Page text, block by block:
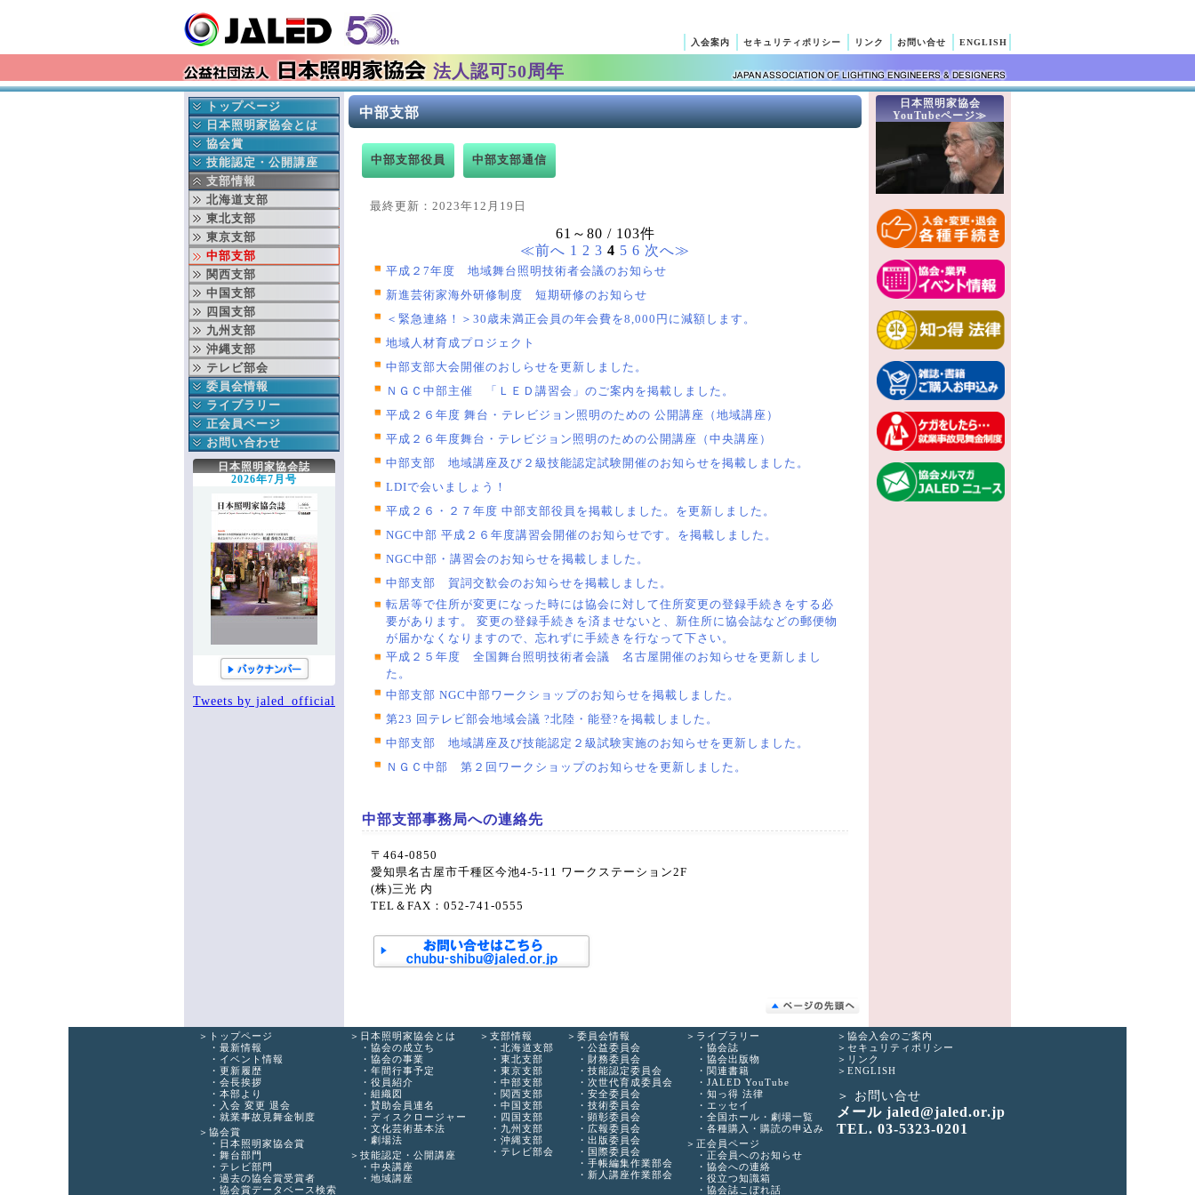
法人認可50周年
入会案内 セキュリティポリシー リンク お問い合せ ENGLISH
トップページ
最新情報
イベント情報
更新履歴
会長挨拶
本部より
入会 変更 退会
就業事故見舞金制度
日本照明家協会とは
協会の成立ち
協会の事業
年間行事予定
役員紹介
組織図
賛助会員連名
ディスクロージャー
文化芸術基本法
劇場法
協会賞
日本照明家協会賞
舞台部門
テレビ部門
過去の協会賞受賞者
協会賞データベース検索
技能認定・公開講座
中央講座
地域講座
支部情報
北海道支部
東北支部
東京支部
中部支部
関西支部
中国支部
四国支部
九州支部
沖縄支部
テレビ部会
委員会情報
公益委員会
財務委員会
技能認定委員会
次世代育成委員会
安全委員会
技術委員会
顕彰委員会
広報委員会
出版委員会
国際委員会
手帳編集作業部会
新人講座作業部会
ライブラリー
協会誌
協会出版物
関連書籍
JALED YouTube
知っ得 法律
エッセイ
全国ホール・劇場一覧
各種購入・購読の申込み
正会員ページ
正会員へのお知らせ
協会への連絡
役立つ知識箱
協会誌こぼれ話
掲示板
協会誌アーカイブ
登録情報
お問い合わせ
協会へのお問い合わせ
日本照明家協会誌
2026年7月号
Tweets by jaled_official
日本照明家協会
YouTubeページ≫
中部支部
中部支部役員 中部支部通信
最終更新：2023年12月19日
61～80 / 103件
≪前へ 1 2 3 4 5 6 次へ≫
平成２7年度 地域舞台照明技術者会議のお知らせ
新進芸術家海外研修制度 短期研修のお知らせ
＜緊急連絡！＞30歳未満正会員の年会費を8,000円に減額します。
地域人材育成プロジェクト
中部支部大会開催のおしらせを更新しました。
ＮＧＣ中部主催 「ＬＥＤ講習会」のご案内を掲載しました。
平成２６年度 舞台・テレビジョン照明のための 公開講座（地域講座）
平成２６年度舞台・テレビジョン照明のための公開講座（中央講座）
中部支部 地域講座及び２級技能認定試験開催のお知らせを掲載しました。
LDIで会いましょう！
平成２６・２７年度 中部支部役員を掲載しました。を更新しました。
NGC中部 平成２６年度講習会開催のお知らせです。を掲載しました。
NGC中部・講習会のお知らせを掲載しました。
中部支部 賀詞交歓会のお知らせを掲載しました。
転居等で住所が変更になった時には協会に対して住所変更の登録手続きをする必
要があります。 変更の登録手続きを済ませないと、新住所に協会誌などの郵便物
が届かなくなりますので、忘れずに手続きを行なって下さい。
平成２５年度 全国舞台照明技術者会議 名古屋開催のお知らせを更新しまし
た。
中部支部 NGC中部ワークショップのお知らせを掲載しました。
第23 回テレビ部会地域会議 ?北陸・能登?を掲載しました。
中部支部 地域講座及び技能認定２級試験実施のお知らせを更新しました。
ＮＧＣ中部 第２回ワークショップのお知らせを更新しました。
中部支部事務局への連絡先
〒464-0850
愛知県名古屋市千種区今池4-5-11 ワークステーション2F
(株)三光 内
TEL＆FAX：052-741-0555
トップページ
最新情報
イベント情報
更新履歴
会長挨拶
本部より
入会 変更 退会
就業事故見舞金制度
協会賞
日本照明家協会賞
舞台部門
テレビ部門
過去の協会賞受賞者
協会賞データベース検索
日本照明家協会とは
協会の成立ち
協会の事業
年間行事予定
役員紹介
組織図
賛助会員連名
ディスクロージャー
文化芸術基本法
劇場法
技能認定・公開講座
中央講座
地域講座
支部情報
北海道支部
東北支部
東京支部
中部支部
関西支部
中国支部
四国支部
九州支部
沖縄支部
テレビ部会
委員会情報
公益委員会
財務委員会
技能認定委員会
次世代育成委員会
安全委員会
技術委員会
顕彰委員会
広報委員会
出版委員会
国際委員会
手帳編集作業部会
新人講座作業部会
ライブラリー
協会誌
協会出版物
関連書籍
JALED YouTube
知っ得 法律
エッセイ
全国ホール・劇場一覧
各種購入・購読の申込み
正会員ページ
正会員へのお知らせ
協会への連絡
役立つ知識箱
協会誌こぼれ話
協会入会のご案内
セキュリティポリシー
リンク
ENGLISH
お問い合せ
メール jaled@jaled.or.jp
TEL. 03-5323-0201